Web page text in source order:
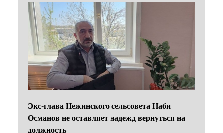
Экс-глава Нежинского сельсовета Наби
Османов не оставляет надежд вернуться на
должность